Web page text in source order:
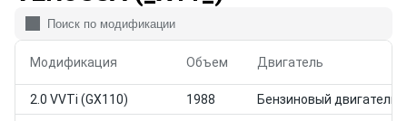
Модификация Объем Двигатель
2.0 VVTi (GX110) 1988 Бензиновый двигатель